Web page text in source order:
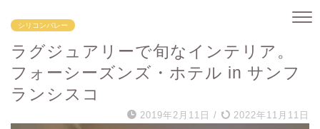
シリコンバレー
ラグジュアリーで旬なインテリア。
フォーシーズンズ・ホテル in サンフ
ランシスコ
2019年2月11日 / 2022年11月11日